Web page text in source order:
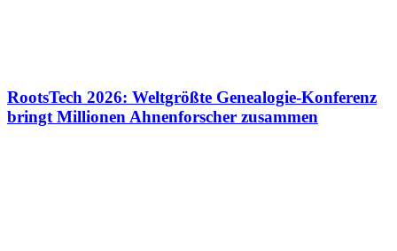
RootsTech 2026: Weltgrößte Genealogie-Konferenz
bringt Millionen Ahnenforscher zusammen